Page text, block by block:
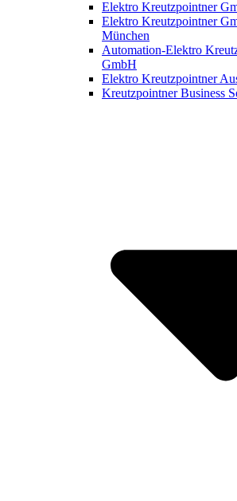
Elektro Kreutzpointner
Elektro Kreutzpointner
München
Automation-Elektro
GmbH
Elektro Kreutzpointner
Kreutzpointner Business